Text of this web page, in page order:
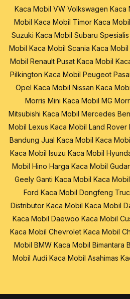
Kaca Mobil VW Volkswagen Kaca
Mobil Kaca Mobil Timor Kaca
Suzuki Kaca Mobil Subaru
Mobil Kaca Mobil Scania Kaca
Mobil Renault Pusat Kaca Mobil
Pilkington Kaca Mobil Peugeot
Opel Kaca Mobil Nissan Kaca
Morris Mini Kaca Mobil MG
Mitsubishi Kaca Mobil Mercedes
Mobil Lexus Kaca Mobil Land Rover
Bandung Jual Kaca Mobil Kaca
Kaca Mobil Isuzu Kaca Mobil
Mobil Hino Harga Kaca Mobil
Geely Ganti Kaca Mobil Kaca
Ford Kaca Mobil Dongfeng
Distributor Kaca Mobil Kaca Mobil
Kaca Mobil Daewoo Kaca Mobil
Kaca Mobil Chevrolet Kaca Mobil
Mobil BMW Kaca Mobil Bimantara
Mobil Audi Kaca Mobil Asahimas